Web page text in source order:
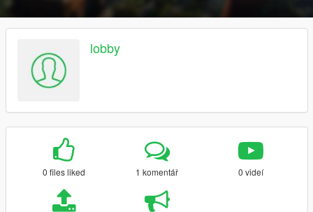
lobby
0 files liked 1 komentář 0 videí